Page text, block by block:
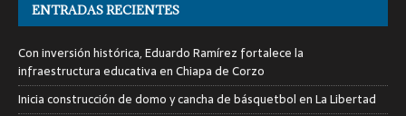
ENTRADAS RECIENTES
Con inversión histórica, Eduardo Ramírez fortalece la
infraestructura educativa en Chiapa de Corzo
Inicia construcción de domo y cancha de básquetbol en La Libertad